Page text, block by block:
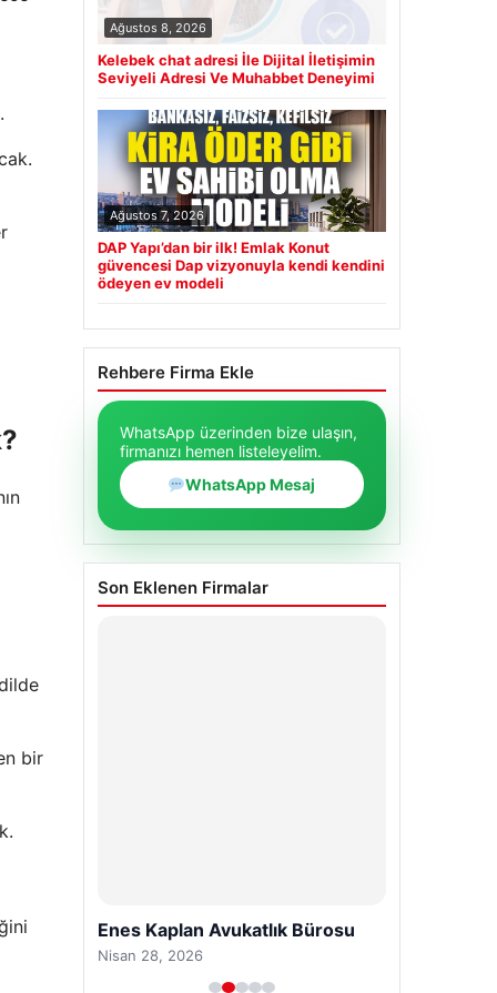
bir
Ağustos 8, 2026
Kelebek chat adresi İle Dijital İletişimin
Seviyeli Adresi Ve Muhabbet Deneyimi
Ağustos 7, 2026
DAP Yapı’dan bir ilk! Emlak Konut
güvencesi Dap vizyonuyla kendi kendini
ödeyen ev modeli
Rehbere Firma Ekle
WhatsApp üzerinden bize ulaşın,
firmanızı hemen listeleyelim.
WhatsApp Mesaj
Son Eklenen Firmalar
Enes Kaplan Avukatlık Bürosu
Nisan 28, 2026